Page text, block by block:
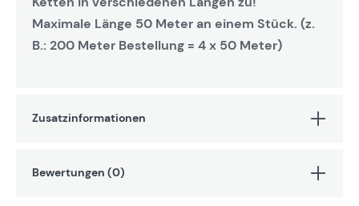
Maximale Länge 50 Meter an einem Stück. (z.
B.: 200 Meter Bestellung = 4 x 50 Meter)
Zusatzinformationen
Bewertungen (0)